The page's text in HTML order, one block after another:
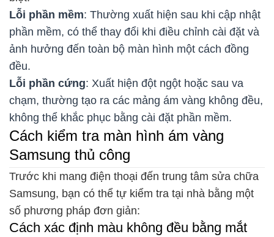
Lỗi phần mềm: Thường xuất hiện sau khi cập nhật
phần mềm, có thể thay đổi khi điều chỉnh cài đặt và
ảnh hưởng đến toàn bộ màn hình một cách đồng
đều.
Lỗi phần cứng: Xuất hiện đột ngột hoặc sau va
chạm, thường tạo ra các mảng ám vàng không đều,
không thể khắc phục bằng cài đặt phần mềm.
Cách kiểm tra màn hình ám vàng
Samsung thủ công
Trước khi mang điện thoại đến trung tâm sửa chữa
Samsung, bạn có thể tự kiểm tra tại nhà bằng một
số phương pháp đơn giản:
Cách xác định màu không đều bằng mắt